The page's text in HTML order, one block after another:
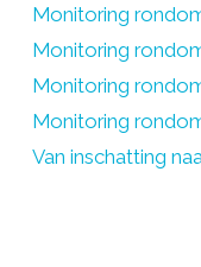
Monitoring
Monitoring
Monitoring
Monitoring
Van inschatting